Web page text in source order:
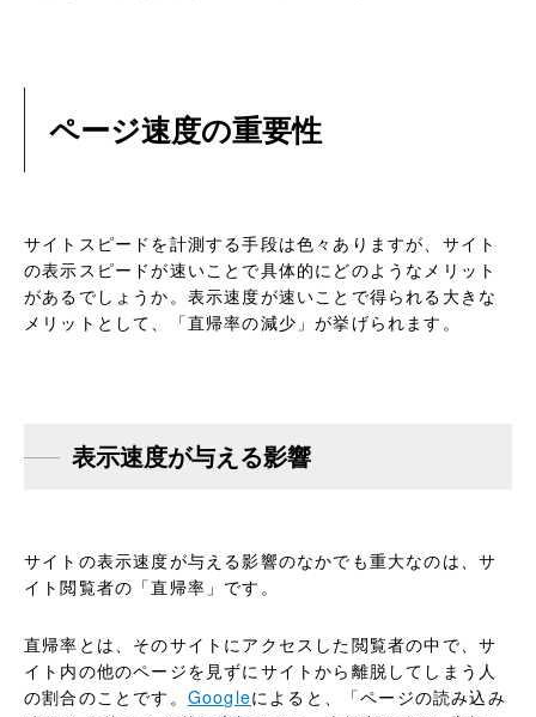
ページ速度の重要性
サイトスピードを計測する手段は色々ありますが、サイト
の表示スピードが速いことで具体的にどのようなメリット
があるでしょうか。表示速度が速いことで得られる大きな
メリットとして、「直帰率の減少」が挙げられます。
表示速度が与える影響
サイトの表示速度が与える影響のなかでも重大なのは、サ
イト閲覧者の「直帰率」です。
直帰率とは、そのサイトにアクセスした閲覧者の中で、サ
イト内の他のページを見ずにサイトから離脱してしまう人
の割合のことです。 Googleによると、「ページの読み込み